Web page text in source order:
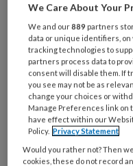
groep is het
begeleiding te
heeft.
JACQUELINE
We Care About Your
We and our889 partners
data or unique identifiers,
tracking technologies to
partners process data to
consent will disable them. If
you see may not be as
change your choices or
Manage Preferences link on
have effect within our
Policy. Privacy Statement
Would you rather not? Then
cookies, these do not record